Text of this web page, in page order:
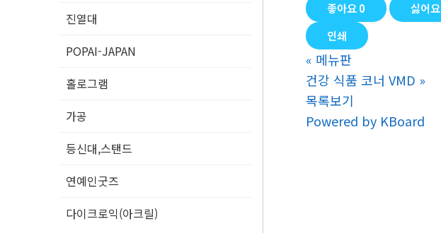
진열대
POPAI-JAPAN
홀로그램
가공
등신대,스탠드
연예인굿즈
다이크로익(아크릴)
좋아요0 싫어요
인쇄
« 메뉴판
건강 식품 코너 VMD »
목록보기
Powered by KBoard